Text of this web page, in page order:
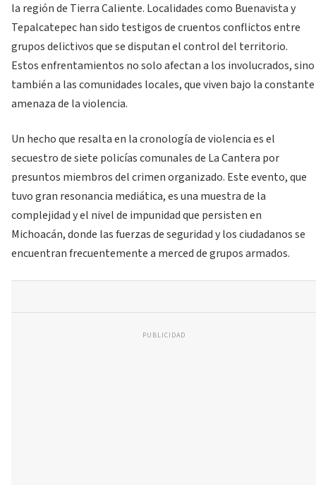
la región de Tierra Caliente. Localidades como Buenavista y
Tepalcatepec han sido testigos de cruentos conflictos entre
grupos delictivos que se disputan el control del territorio.
Estos enfrentamientos no solo afectan a los involucrados, sino
también a las comunidades locales, que viven bajo la constante
amenaza de la violencia.
Un hecho que resalta en la cronología de violencia es el
secuestro de siete policías comunales de La Cantera por
presuntos miembros del crimen organizado. Este evento, que
tuvo gran resonancia mediática, es una muestra de la
complejidad y el nivel de impunidad que persisten en
Michoacán, donde las fuerzas de seguridad y los ciudadanos se
encuentran frecuentemente a merced de grupos armados.
PUBLICIDAD